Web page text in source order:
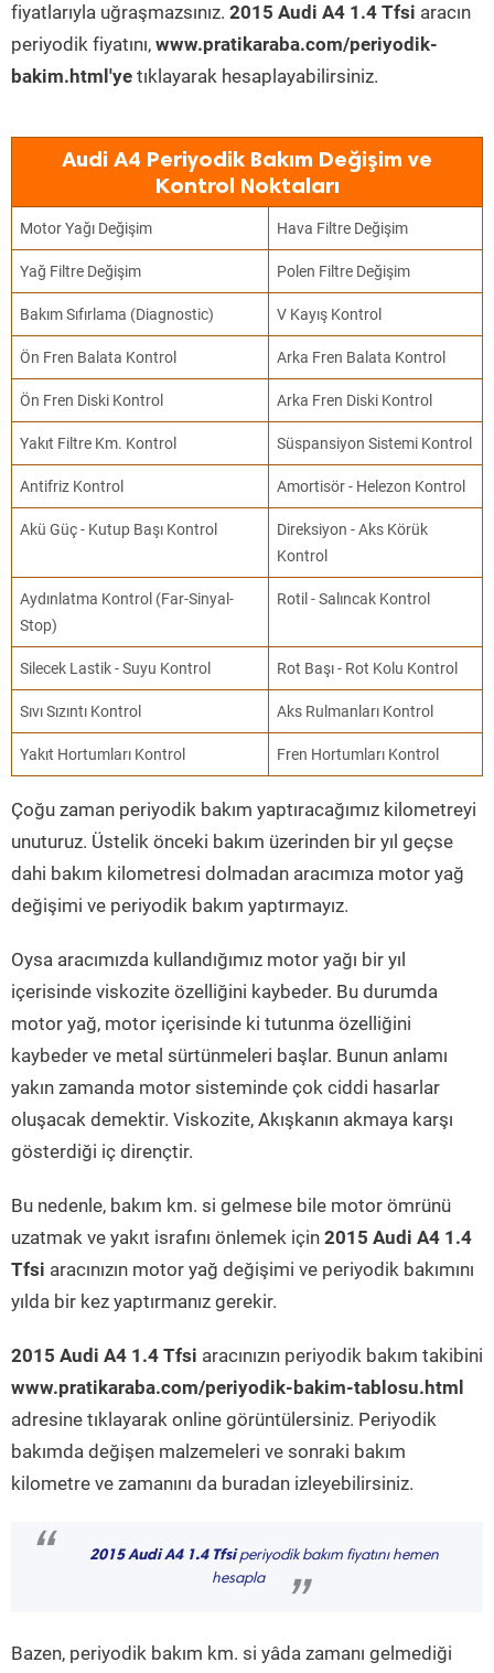
fiyatlarıyla uğraşmazsınız. 2015 Audi A4 1.4 Tfsi aracın
periyodik fiyatını, www.pratikaraba.com/periyodik-
bakim.html'ye tıklayarak hesaplayabilirsiniz.
Audi A4 Periyodik Bakım Değişim ve
Kontrol Noktaları
Motor Yağı Değişim Hava Filtre Değişim
Yağ Filtre Değişim Polen Filtre Değişim
Bakım Sıfırlama (Diagnostic) V Kayış Kontrol
Ön Fren Balata Kontrol Arka Fren Balata Kontrol
Ön Fren Diski Kontrol Arka Fren Diski Kontrol
Yakıt Filtre Km. Kontrol Süspansiyon Sistemi Kontrol
Antifriz Kontrol Amortisör - Helezon Kontrol
Akü Güç - Kutup Başı Kontrol
Direksiyon - Aks Körük
Kontrol
Aydınlatma Kontrol (Far-Sinyal-
Stop)
Rotil - Salıncak Kontrol
Silecek Lastik - Suyu Kontrol Rot Başı - Rot Kolu Kontrol
Sıvı Sızıntı Kontrol Aks Rulmanları Kontrol
Yakıt Hortumları Kontrol Fren Hortumları Kontrol
Çoğu zaman periyodik bakım yaptıracağımız kilometreyi
unuturuz. Üstelik önceki bakım üzerinden bir yıl geçse
dahi bakım kilometresi dolmadan aracımıza motor yağ
değişimi ve periyodik bakım yaptırmayız.
Oysa aracımızda kullandığımız motor yağı bir yıl
içerisinde viskozite özelliğini kaybeder. Bu durumda
motor yağ, motor içerisinde ki tutunma özelliğini
kaybeder ve metal sürtünmeleri başlar. Bunun anlamı
yakın zamanda motor sisteminde çok ciddi hasarlar
oluşacak demektir. Viskozite, Akışkanın akmaya karşı
gösterdiği iç dirençtir.
Bu nedenle, bakım km. si gelmese bile motor ömrünü
uzatmak ve yakıt israfını önlemek için 2015 Audi A4 1.4
Tfsi aracınızın motor yağ değişimi ve periyodik bakımını
yılda bir kez yaptırmanız gerekir.
2015 Audi A4 1.4 Tfsi aracınızın periyodik bakım takibini
www.pratikaraba.com/periyodik-bakim-tablosu.html
adresine tıklayarak online görüntülersiniz. Periyodik
bakımda değişen malzemeleri ve sonraki bakım
kilometre ve zamanını da buradan izleyebilirsiniz.
“ 2015 Audi A4 1.4 Tfsiperiyodik bakım fiyatını hemen
hesapla
”
Bazen, periyodik bakım km. si yâda zamanı gelmediği